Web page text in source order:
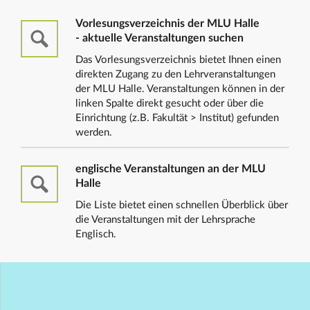
Vorlesungsverzeichnis der MLU Halle
- aktuelle Veranstaltungen suchen
Das Vorlesungsverzeichnis bietet Ihnen einen
direkten Zugang zu den Lehrveranstaltungen
der MLU Halle. Veranstaltungen können in der
linken Spalte direkt gesucht oder über die
Einrichtung (z.B. Fakultät > Institut) gefunden
werden.
englische Veranstaltungen an der MLU
Halle
Die Liste bietet einen schnellen Überblick über
die Veranstaltungen mit der Lehrsprache
Englisch.